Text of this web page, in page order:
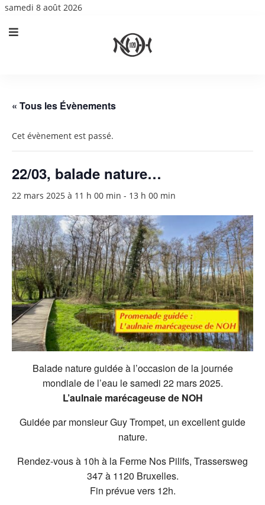
samedi 8 août 2026
« Tous les Évènements
Cet évènement est passé.
22/03, balade nature…
22 mars 2025 à 11 h 00 min - 13 h 00 min
Balade nature guidée à l’occasion de la journée
mondiale de l’eau le samedi 22 mars 2025.
L’aulnaie marécageuse de NOH
Guidée par monsieur Guy Trompet, un excellent guide
nature.
Rendez-vous à 10h à la Ferme Nos Pilifs, Trassersweg
347 à 1120 Bruxelles.
Fin prévue vers 12h.